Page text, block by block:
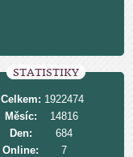
STATISTIKY
Online: 7
Celkem: 1922474
Měsíc:
14816
Den:
684